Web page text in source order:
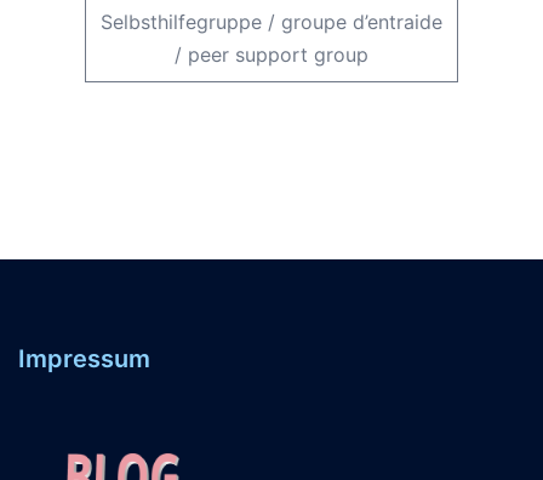
Selbsthilfegruppe / groupe d’entraide
/ peer support group
Impressum